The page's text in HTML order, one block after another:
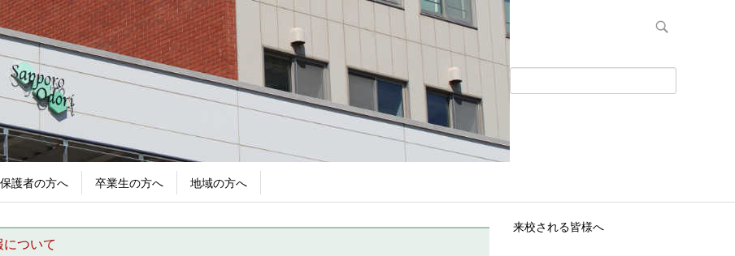
保護者の方へ 卒業生の方へ 地域の方へ
について
来校される皆様へ